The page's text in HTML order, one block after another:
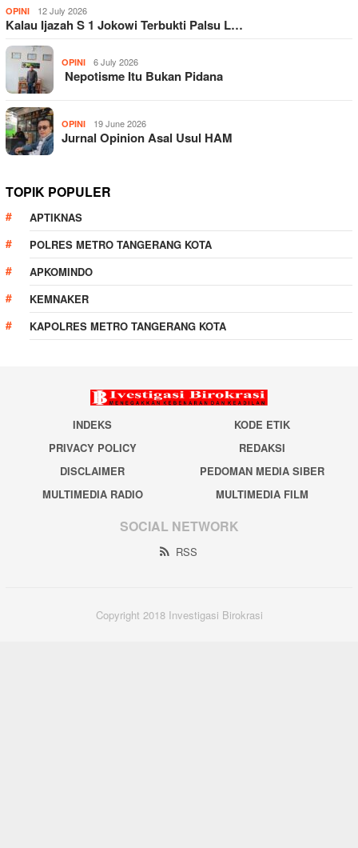
OPINI 12 July 2026
Kalau Ijazah S 1 Jokowi Terbukti Palsu L…
OPINI 6 July 2026
Nepotisme Itu Bukan Pidana
OPINI 19 June 2026
Jurnal Opinion Asal Usul HAM
TOPIK POPULER
APTIKNAS
POLRES METRO TANGERANG KOTA
APKOMINDO
KEMNAKER
KAPOLRES METRO TANGERANG KOTA
INDEKS
KODE ETIK
PRIVACY POLICY
REDAKSI
DISCLAIMER
PEDOMAN MEDIA SIBER
MULTIMEDIA RADIO
MULTIMEDIA FILM
SOCIAL NETWORK
RSS
Copyright 2018 Investigasi Birokrasi